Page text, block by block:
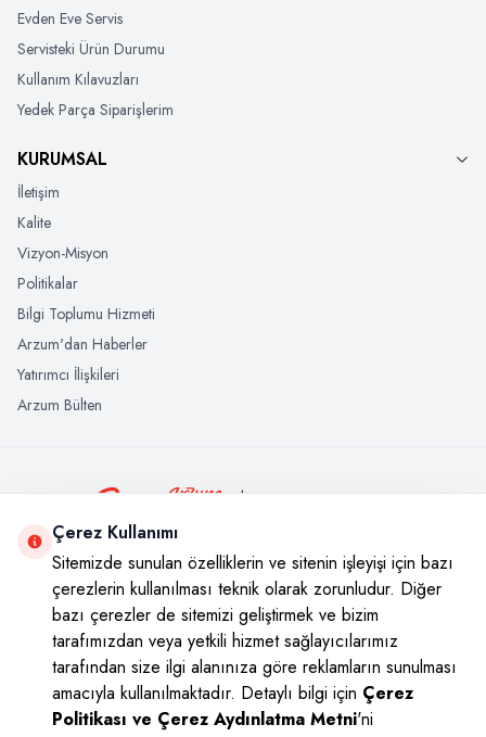
Evden Eve Servis
Servisteki Ürün Durumu
Kullanım Kılavuzları
Yedek Parça Siparişlerim
KURUMSAL
İletişim
Kalite
Vizyon-Misyon
Politikalar
Bilgi Toplumu Hizmeti
Arzum'dan Haberler
Yatırımcı İlişkileri
Arzum Bülten
Tek tıkla her yerde, ister web sitesi üzerinde ister WharsApp’tan
Sosyal Medya
InstagramYoutubeFacebook
Twitter
Çerez Kullanımı
Sitemizde sunulan özelliklerin ve sitenin işleyişi için bazı
çerezlerin kullanılması teknik olarak zorunludur. Diğer
bazı çerezler de sitemizi geliştirmek ve bizim
tarafımızdan veya yetkili hizmet sağlayıcılarımız
tarafından size ilgi alanınıza göre reklamların sunulması
amacıyla kullanılmaktadır. Detaylı bilgi için Çerez
Politikası ve Çerez Aydınlatma Metni'ni